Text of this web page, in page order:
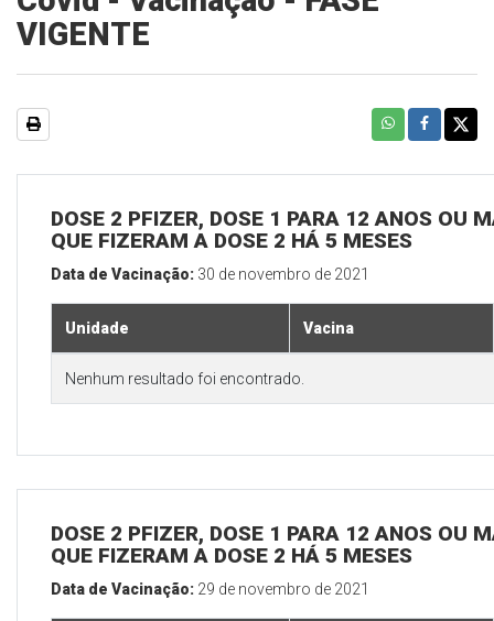
VIGENTE
DOSE 2 PFIZER, DOSE 1 PARA 12 ANOS OU
QUE FIZERAM A DOSE 2 HÁ 5 MESES
Data de Vacinação: 30 de novembro de 2021
Unidade Vacina
Nenhum resultado foi encontrado.
DOSE 2 PFIZER, DOSE 1 PARA 12 ANOS OU
QUE FIZERAM A DOSE 2 HÁ 5 MESES
Data de Vacinação: 29 de novembro de 2021